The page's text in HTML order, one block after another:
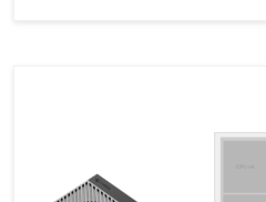
NVIDIA Jetson Orin の Deep